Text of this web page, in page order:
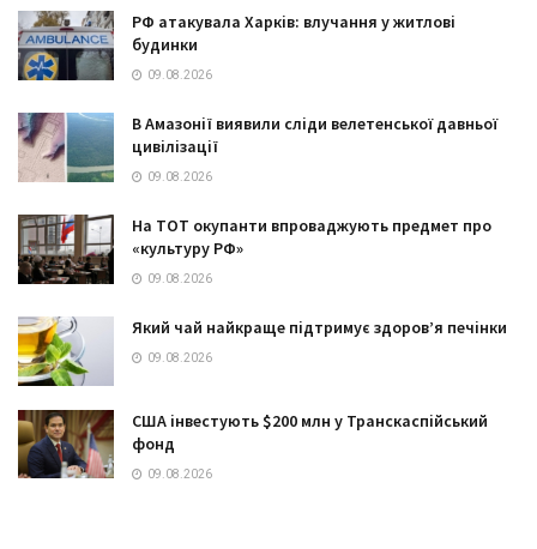
РФ атакувала Харків: влучання у житлові
будинки
09.08.2026
В Амазонії виявили сліди велетенської давньої
цивілізації
09.08.2026
На ТОТ окупанти впроваджують предмет про
«культуру РФ»
09.08.2026
Який чай найкраще підтримує здоров’я печінки
09.08.2026
США інвестують $200 млн у Транскаспійський
фонд
09.08.2026